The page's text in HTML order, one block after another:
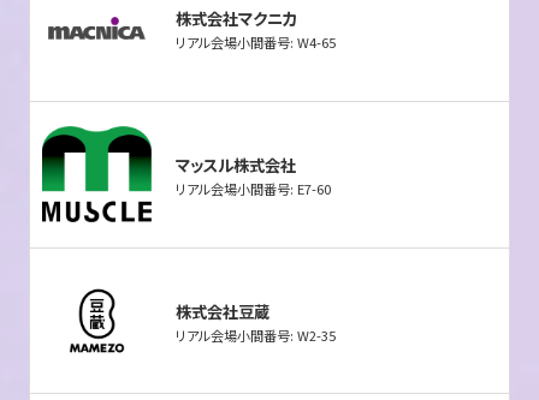
株式会社マクニカ
リアル会場小間番号: W4-65
マッスル株式会社
リアル会場小間番号: E7-60
株式会社豆蔵
リアル会場小間番号: W2-35